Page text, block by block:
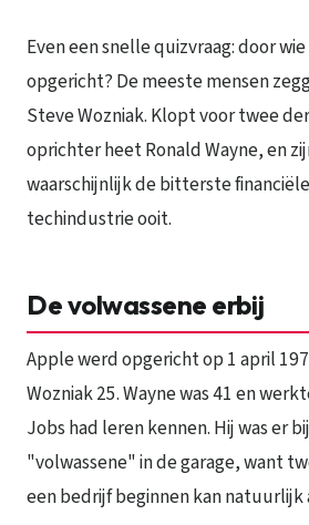
Even een snelle quizvraag: door
opgericht? De meeste mensen
Steve Wozniak. Klopt voor twee
oprichter heet Ronald Wayne, en
waarschijnlijk de bitterste
techindustrie ooit.
De volwassene erbij
Apple werd opgericht op 1 april
Wozniak 25. Wayne was 41 en
Jobs had leren kennen. Hij was er
"volwassene" in de garage, want
een bedrijf beginnen kan natuurlijk